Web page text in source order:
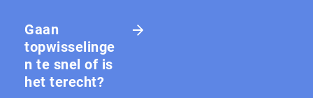
Gaan
topwisselinge
n te snel of is
het terecht?